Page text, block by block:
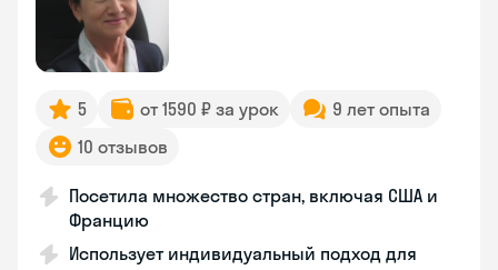
5 от 1590 ₽ за урок
9 лет опыта
10 отзывов
Посетила множество стран, включая США и
Францию
Использует индивидуальный подход для